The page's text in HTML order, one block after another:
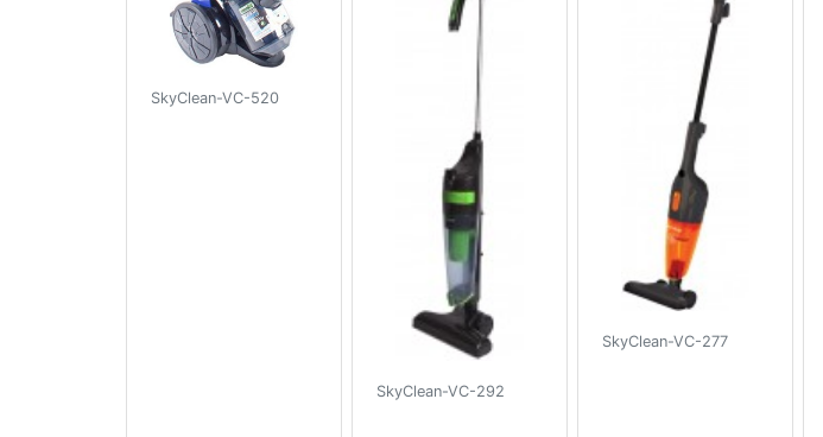
SkyClean-VC-520
SkyClean-VC-292
SkyClean-VC-277